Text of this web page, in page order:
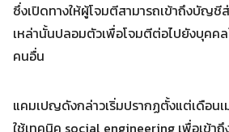
Search
for:
Search
ซึ่งเปิดทางให้ผู้โจมตีสามารถเข้าถึงบัญ
เหล่านั้นปลอมตัวเพื่อโจมตีต่อไปยังบุคค
คนอื่น
แคมเปญดังกล่าวเริ่มปรากฏตั้งแต่เดือน
ใช้เทคนิค social engineering เพื่อเข้า